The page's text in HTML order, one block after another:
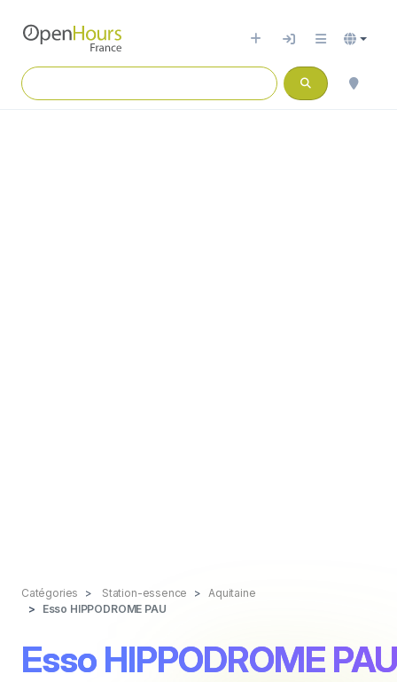
Catégories Station-essence
Aquitaine
Esso HIPPODROME PAU
Esso HIPPODROME PAU